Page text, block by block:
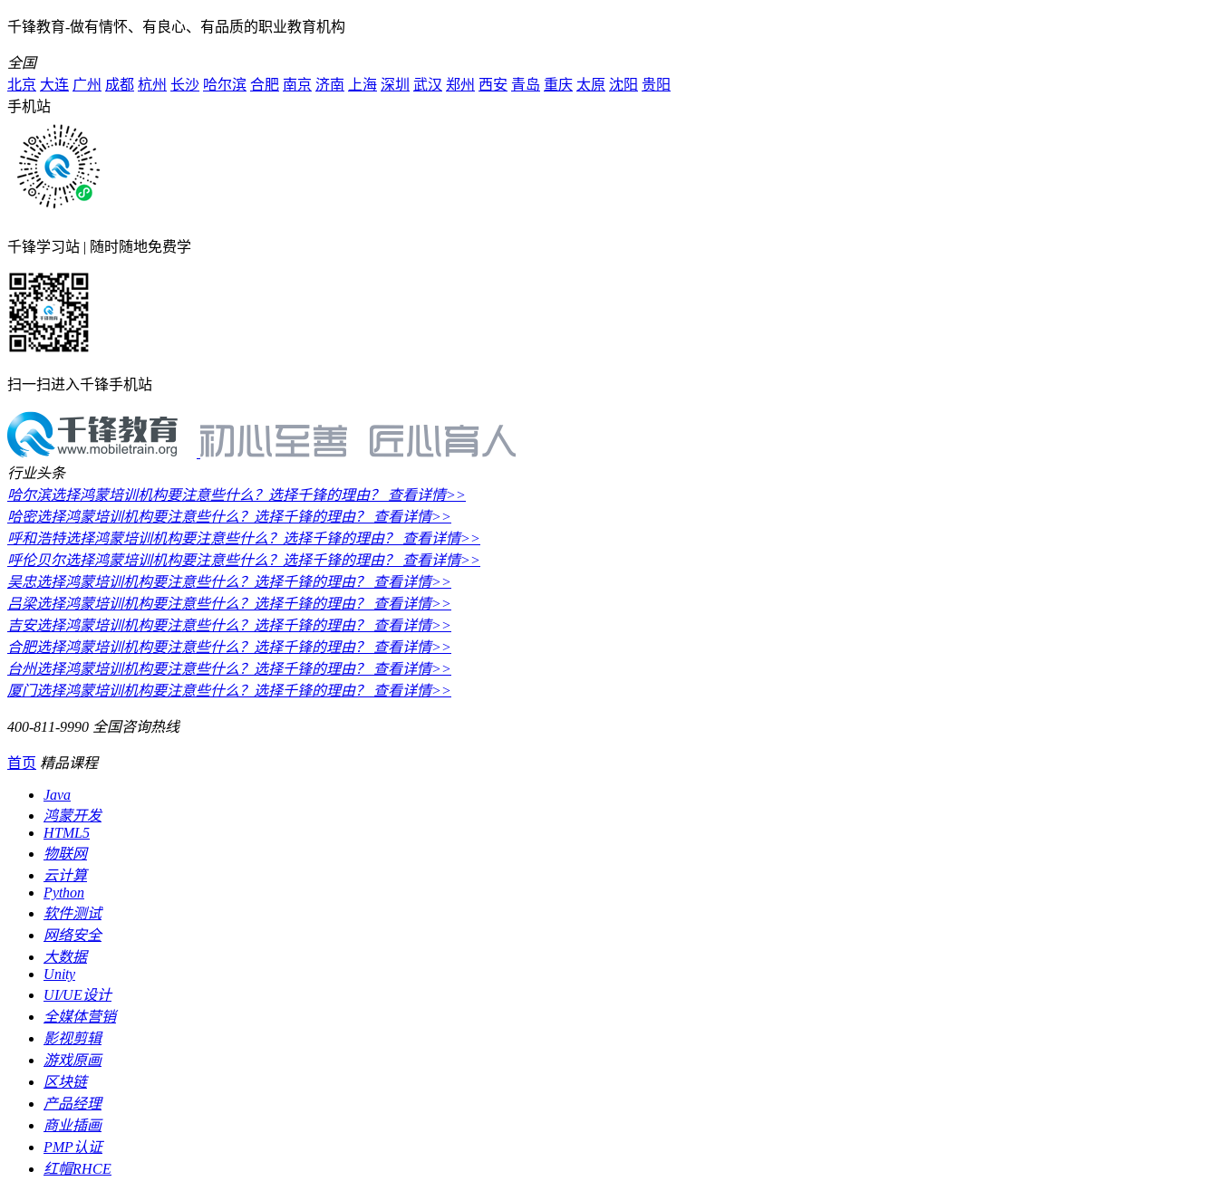
千锋教育-做有情怀、有良心、有品质的职业教育机构
全国
北京 大连 广州 成都 杭州 长沙 哈尔滨 合肥 南京 济南 上海 深圳 武汉 郑州 西安 青岛 重庆 太原 沈阳 贵阳
手机站
千锋学习站 | 随时随地免费学
扫一扫进入千锋手机站
行业头条
哈尔滨选择鸿蒙培训机构要注意些什么？选择千锋的理由？
查看详情>>
哈密选择鸿蒙培训机构要注意些什么？选择千锋的理由？
查看详情>>
呼和浩特选择鸿蒙培训机构要注意些什么？选择千锋的理由？
查看详情>>
呼伦贝尔选择鸿蒙培训机构要注意些什么？选择千锋的理由？
查看详情>>
吴忠选择鸿蒙培训机构要注意些什么？选择千锋的理由？
查看详情>>
吕梁选择鸿蒙培训机构要注意些什么？选择千锋的理由？
查看详情>>
吉安选择鸿蒙培训机构要注意些什么？选择千锋的理由？
查看详情>>
合肥选择鸿蒙培训机构要注意些什么？选择千锋的理由？
查看详情>>
台州选择鸿蒙培训机构要注意些什么？选择千锋的理由？
查看详情>>
厦门选择鸿蒙培训机构要注意些什么？选择千锋的理由？
查看详情>>
400-811-9990 全国咨询热线
首页 精品课程
Java
鸿蒙开发
HTML5
物联网
云计算
Python
软件测试
网络安全
大数据
Unity
UI/UE设计
全媒体营销
影视剪辑
游戏原画
区块链
产品经理
商业插画
PMP认证
红帽RHCE